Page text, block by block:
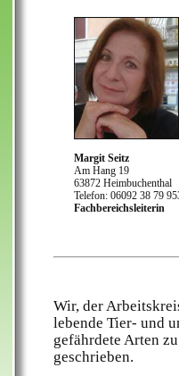
Margit Seitz
Am Hang 19
63872 Heimbuchenthal
Telefon: 06092 38 79
Fachbereichsleiterin
Wir, der
lebende Tier- und
gefährdete Arten
geschrieben.